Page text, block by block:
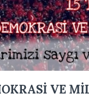
VE